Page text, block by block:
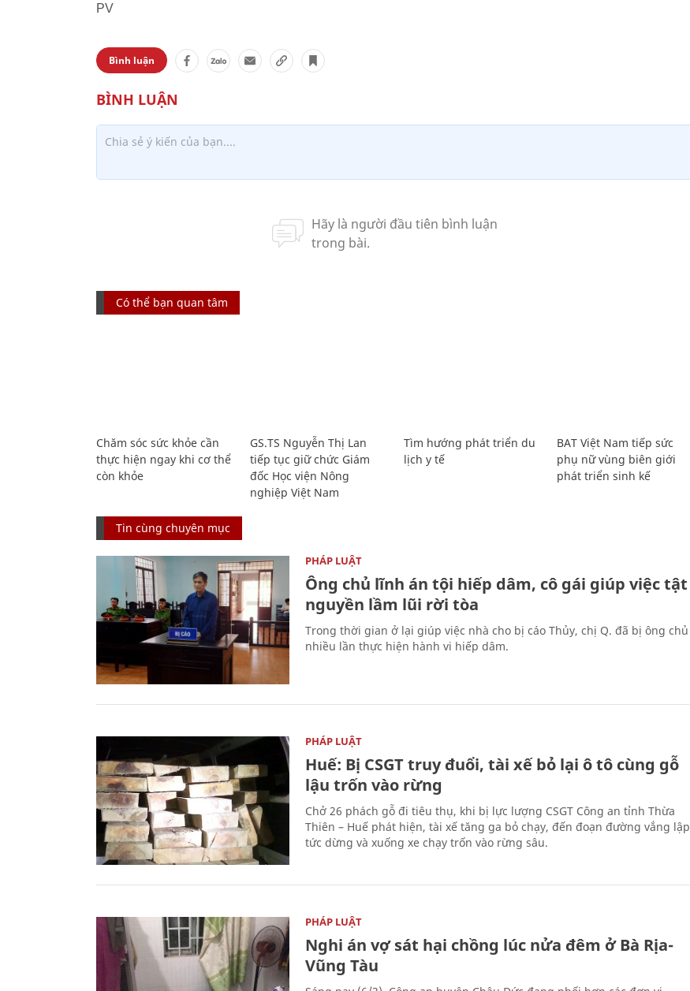
PV
Bình luận
Có thể bạn quan tâm
Chăm sóc sức khỏe cần
thực hiện ngay khi cơ thể
còn khỏe
GS.TS Nguyễn Thị Lan
tiếp tục giữ chức Giám
đốc Học viện Nông
nghiệp Việt Nam
Tìm hướng phát triển du
lịch y tế
BAT Việt Nam tiếp sức
phụ nữ vùng biên giới
phát triển sinh kế
Tin cùng chuyên mục
PHÁP LUẬT
Ông chủ lĩnh án tội hiếp dâm, cô gái giúp việc tật
nguyền lầm lũi rời tòa
Trong thời gian ở lại giúp việc nhà cho bị cáo Thủy, chị Q. đã bị ông chủ
nhiều lần thực hiện hành vi hiếp dâm.
PHÁP LUẬT
Huế: Bị CSGT truy đuổi, tài xế bỏ lại ô tô cùng gỗ
lậu trốn vào rừng
Chở 26 phách gỗ đi tiêu thụ, khi bị lực lượng CSGT Công an tỉnh Thừa
Thiên – Huế phát hiện, tài xế tăng ga bỏ chạy, đến đoạn đường vắng lập
tức dừng và xuống xe chạy trốn vào rừng sâu.
PHÁP LUẬT
Nghi án vợ sát hại chồng lúc nửa đêm ở Bà Rịa-
Vũng Tàu